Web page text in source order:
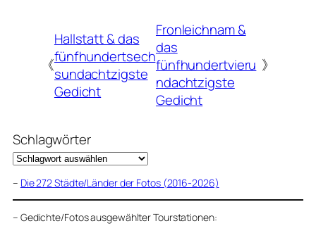
《
Hallstatt & das
fünfhundertsech
sundachtzigste
Gedicht
Fronleichnam &
das
fünfhundertvieru
ndachtzigste
Gedicht
》
Schlagwörter
– Die 272 Städte/Länder der Fotos (2016-2026)
– Gedichte/Fotos ausgewählter Tourstationen: